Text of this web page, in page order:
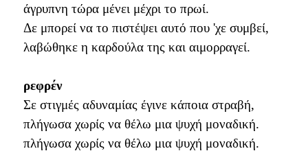
άγρυπνη τώρα μένει μέχρι το πρωί.
Δε μπορεί να το πιστέψει αυτό που 'χε συμβεί,
λαβώθηκε η καρδούλα της και αιμορραγεί.
ρεφρέν
Σε στιγμές αδυναμίας έγινε κάποια στραβή,
πλήγωσα χωρίς να θέλω μια ψυχή μοναδική.
πλήγωσα χωρίς να θέλω μια ψυχή μοναδική.